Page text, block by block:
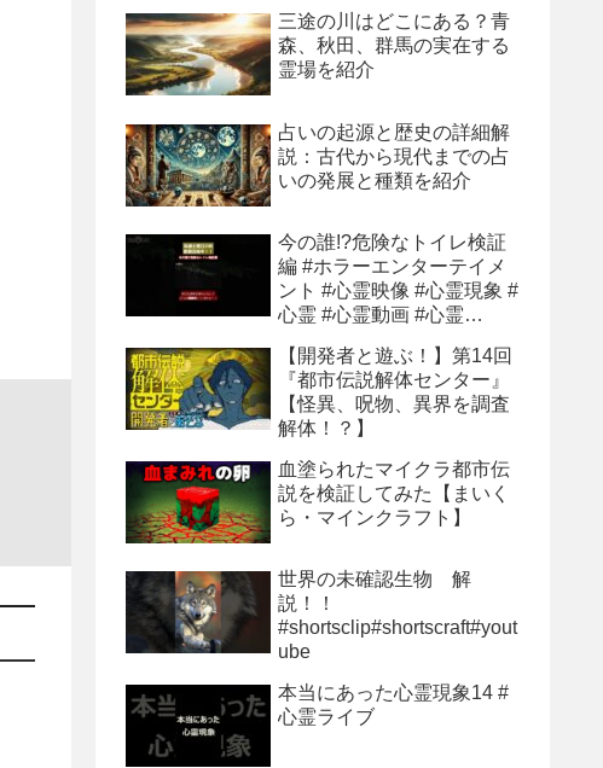
三途の川はどこにある？青
森、秋田、群馬の実在する
霊場を紹介
占いの起源と歴史の詳細解
説：古代から現代までの占
いの発展と種類を紹介
今の誰!?危険なトイレ検証
編 #ホラーエンターテイメ
ント #心霊映像 #心霊現象 #
心霊 #心霊動画 #心霊
【開発者と遊ぶ！】第14回
『都市伝説解体センター』
【怪異、呪物、異界を調査
解体！？】
血塗られたマイクラ都市伝
説を検証してみた【まいく
ら・マインクラフト】
世界の未確認生物 解
説！！
#shortsclip#shortscraft#yout
ube
本当にあった心霊現象14 #
心霊ライブ